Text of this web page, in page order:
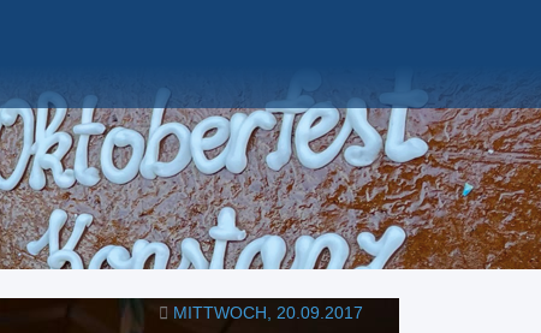
MITTWOCH, 20.09.2017